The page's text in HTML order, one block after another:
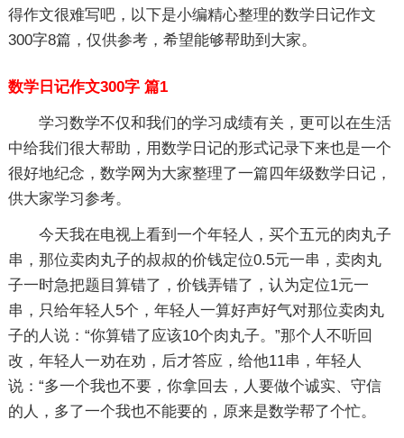
得作文很难写吧，以下是小编精心整理的数学日记作文
300字8篇，仅供参考，希望能够帮助到大家。
数学日记作文300字 篇1
学习数学不仅和我们的学习成绩有关，更可以在生活
中给我们很大帮助，用数学日记的形式记录下来也是一个
很好地纪念，数学网为大家整理了一篇四年级数学日记，
供大家学习参考。
今天我在电视上看到一个年轻人，买个五元的肉丸子
串，那位卖肉丸子的叔叔的价钱定位0.5元一串，卖肉丸
子一时急把题目算错了，价钱弄错了，认为定位1元一
串，只给年轻人5个，年轻人一算好声好气对那位卖肉丸
子的人说：“你算错了应该10个肉丸子。”那个人不听回
改，年轻人一劝在劝，后才答应，给他11串，年轻人
说：“多一个我也不要，你拿回去，人要做个诚实、守信
的人，多了一个我也不能要的，原来是数学帮了个忙。